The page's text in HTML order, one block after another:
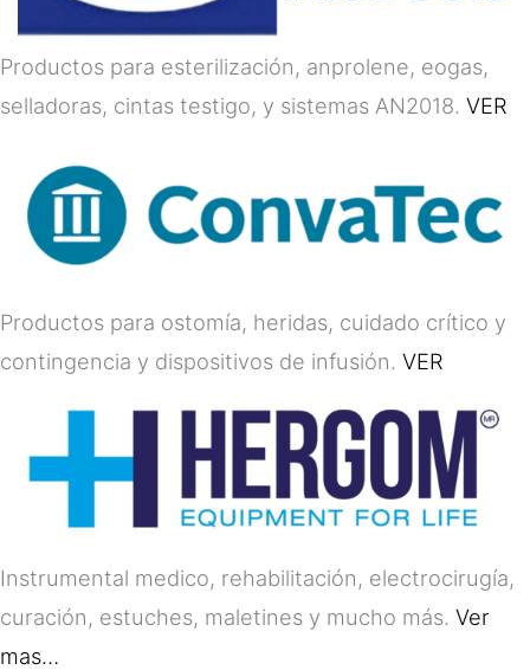
Productos para esterilización, anprolene, eogas,
selladoras, cintas testigo, y sistemas AN2018. VER
Productos para ostomía, heridas, cuidado crítico y
contingencia y dispositivos de infusión. VER
Instrumental medico, rehabilitación, electrocirugía,
curación, estuches, maletines y mucho más. Ver
mas…